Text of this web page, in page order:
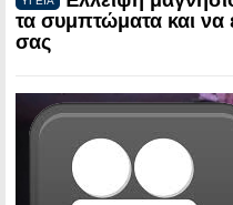
τα συμπτώματα και να
σας